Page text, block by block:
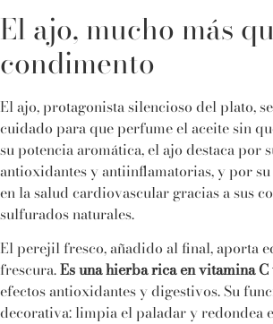
El ajo, mucho más
condimento
El ajo, protagonista silencioso del plato,
cuidado para que perfume el aceite sin
su potencia aromática, el ajo destaca por
antioxidantes y antiinflamatorias, y por
en la salud cardiovascular gracias a sus
sulfurados naturales.
El perejil fresco, añadido al final, aporta
frescura. Es una hierba rica en vitamina
efectos antioxidantes y digestivos. Su
decorativa: limpia el paladar y redondea